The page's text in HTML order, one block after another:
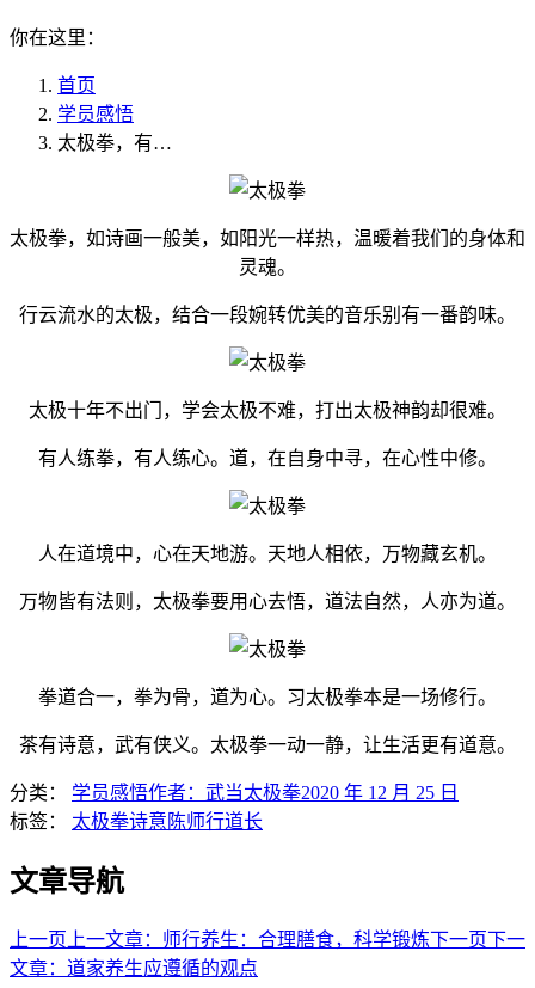
你在这里：
首页
学员感悟
太极拳，有…
太极拳，如诗画一般美，如阳光一样热，温暖着我们的身体和
灵魂。
行云流水的太极，结合一段婉转优美的音乐别有一番韵味。
太极十年不出门，学会太极不难，打出太极神韵却很难。
有人练拳，有人练心。道，在自身中寻，在心性中修。
人在道境中，心在天地游。天地人相依，万物藏玄机。
万物皆有法则，太极拳要用心去悟，道法自然，人亦为道。
拳道合一，拳为骨，道为心。习太极拳本是一场修行。
茶有诗意，武有侠义。太极拳一动一静，让生活更有道意。
分类： 学员感悟作者： 武当太极拳2020 年 12 月 25 日
标签： 太极拳诗意 陈师行道长
文章导航
上一页 上一文章： 师行养生：合理膳食，科学锻炼下一页下一
文章： 道家养生应遵循的观点